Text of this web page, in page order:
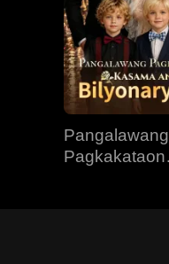
Pangalawang
Pagkakataon